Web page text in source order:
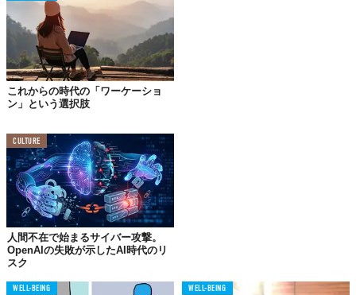
これからの時代の「ワーケーショ
ン」という選択肢
CULTURE
人間不在で始まるサイバー攻撃。
OpenAIの失敗が示したAI時代のリ
スク
WELL-BEING WELL-BEING